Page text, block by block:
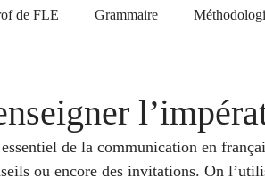
de FLE Grammaire
A2 - Niveau élémentaire
de la communication en
ou encore des invitations. On